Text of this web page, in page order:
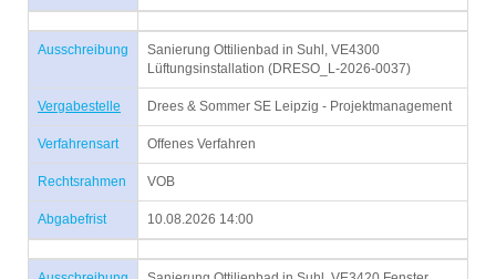
Ausschreibung
Sanierung Ottilienbad in Suhl, VE4300
Lüftungsinstallation (DRESO_L-2026-0037)
Vergabestelle Drees & Sommer SE Leipzig - Projektmanagement
Verfahrensart Offenes Verfahren
Rechtsrahmen VOB
Abgabefrist 10.08.2026 14:00